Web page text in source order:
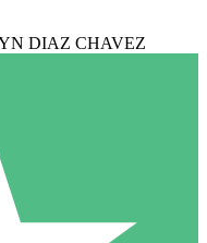
DIAZ CHAVEZ